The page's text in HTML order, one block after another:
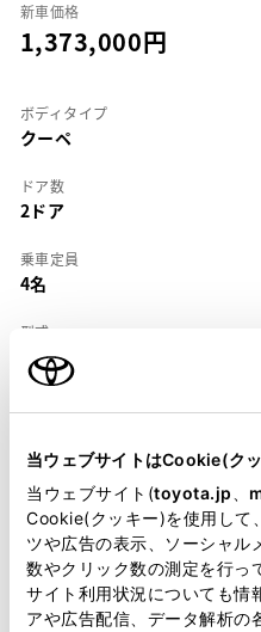
当ウェブサイトはCookie(ク
当ウェブサイト(toyota.jp
Cookie(クッキー)を使用して
ツや広告の表示、ソーシャル
数やクリック数の測定を行っ
サイト利用状況についても情
アや広告配信、データ解析の
新車価格
1,373,000
ボディタイプ
クーペ
ドア数
2ドア
乗車定員
4名
型式
E-AE110
2465mm
トレッド前／後
1470/1460mm
室内長×室内幅× 室内高